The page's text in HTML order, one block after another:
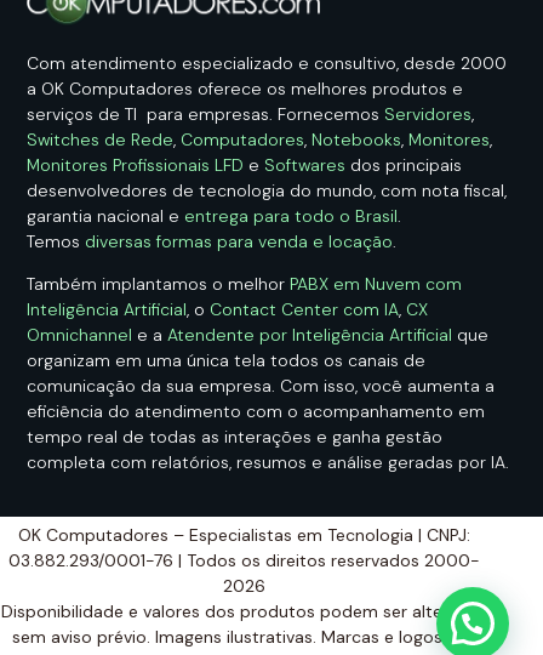
Com atendimento especializado e consultivo, desde 2000
a OK Computadores oferece os melhores produtos e
serviços de TI para empresas. Fornecemos Servidores
Switches de Rede Computadores Notebooks Monitores
Monitores Profissionais LFD e Softwares dos principais
desenvolvedores de tecnologia do mundo, com nota fiscal,
garantia nacional e entrega para todo o Brasil
Temos diversas formas para venda e locação
Também implantamos o melhor PABX em Nuvem com
Inteligência Artificial, o Contact Center com IA, CX
Omnichannel e aAtendente por Inteligência Artificial que
organizam em uma única tela todos os canais de
comunicação da sua empresa. Com isso, você aumenta a
eficiência do atendimento com o acompanhamento em
tempo real de todas as interações e ganha gestão
completa com relatórios, resumos e análise geradas por IA.
OK Computadores – Especialistas em Tecnologia | CNPJ:
03.882.293/0001-76 | Todos os direitos reservados 2000-
2026
Disponibilidade e valores dos produtos podem ser alterados
sem aviso prévio. Imagens ilustrativas. Marcas e logos são